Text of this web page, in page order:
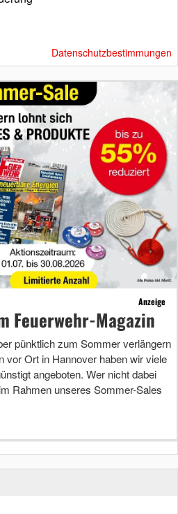
Datenschutzbestimmungen
Anzeige
Feuerwehr-Magazin
pünktlich zum Sommer verlängern
vor Ort in Hannover haben wir viele
angeboten. Wer nicht dabei
Rahmen unseres Sommer-Sales